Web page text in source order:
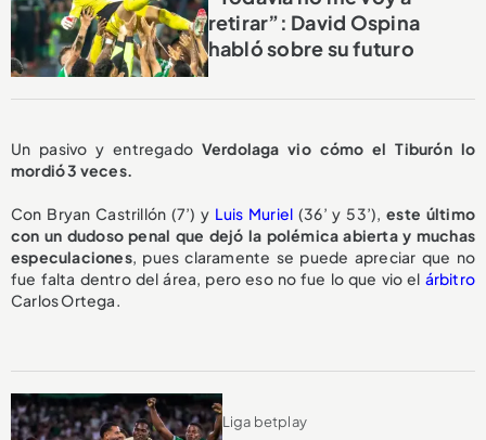
retirar”: David Ospina
habló sobre su futuro
Un pasivo y entregado Verdolaga vio cómo el Tiburón lo
mordió 3 veces.
Con Bryan Castrillón (7’) y Luis Muriel (36’ y 53’),este último
con un dudoso penal que dejó la polémica abierta y muchas
especulaciones, pues claramente se puede apreciar que no
fue falta dentro del área, pero eso no fue lo que vio el árbitro
Carlos Ortega.
Liga betplay